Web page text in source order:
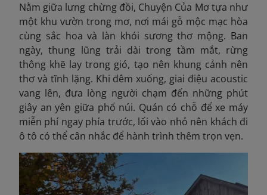
Nằm giữa lưng chừng đồi, Chuyện Của Mơ tựa như
một khu vườn trong mơ, nơi mái gỗ mộc mạc hòa
cùng sắc hoa và làn khói sương thơ mộng. Ban
ngày, thung lũng trải dài trong tầm mắt, rừng
thông khẽ lay trong gió, tạo nên khung cảnh nên
thơ và tĩnh lặng. Khi đêm xuống, giai điệu acoustic
vang lên, đưa lòng người chạm đến những phút
giây an yên giữa phố núi. Quán có chỗ để xe máy
miễn phí ngay phía trước, lối vào nhỏ nên khách đi
ô tô có thể cân nhắc để hành trình thêm trọn vẹn.